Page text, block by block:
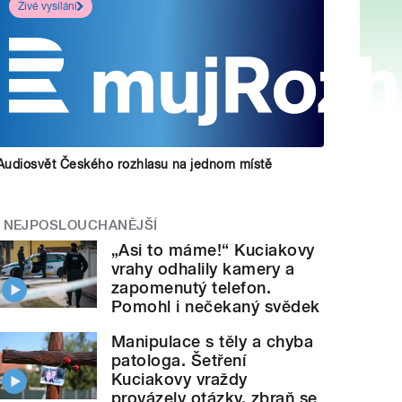
Živé vysílání
Českého rozhlasu na jednom místě
NEJPOSLOUCHANĚJŠÍ
„Asi to máme!“ Kuciakovy
vrahy odhalily kamery a
zapomenutý telefon.
Pomohl i nečekaný svědek
Manipulace s těly a chyba
patologa. Šetření
Kuciakovy vraždy
provázely otázky, zbraň se